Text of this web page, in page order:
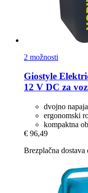
2 možnosti
Giostyle
12 V DC za
dvojno
ergonomski
kompaktna
€ 96,49
Brezplačna dostava